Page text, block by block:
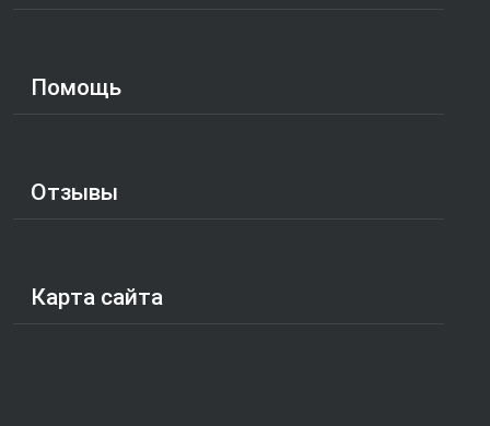
Помощь
Отзывы
Карта сайта